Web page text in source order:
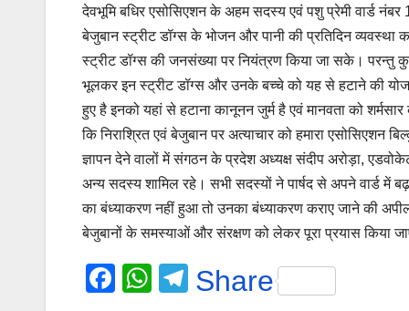
b
o
o
k
A
p
p
a
m
देवभूमि बधिर एसोसिएशन के अहम सदस्य एवं पशु प्रेमी वार्ड नंबर
बेजुबान स्ट्रीट डॉग्स के भोजन और पानी की प्रतिदिन व्यवस्था
स्ट्रीट डॉग्स की जनसंख्या पर नियंत्रण किया जा सके। परन्तु
भूलकर इन स्ट्रीट डॉग्स और उनके बच्चे को यह से हटाने की
हुए है इनको यहां से हटाना कानूनन जुर्म है एवं मानवता को
कि निराश्रित एवं बेजुबान पर अत्याचार को हमारा एसोसिएशन
ज्ञापन देने वालों में संगठन के प्रदेश अध्यक्ष संदीप अरोड़ा, एडवोकेट
अन्य सदस्य शामिल रहे। सभी सदस्यों ने पार्षद से अपने वार्ड में
का बंध्याकरण नहीं हुआ तो उनका बंध्याकरण कराए जाने की
बेजुबानों के समस्याओं और संरक्षण को लेकर पूरा प्रयास किया
F
W T
Share